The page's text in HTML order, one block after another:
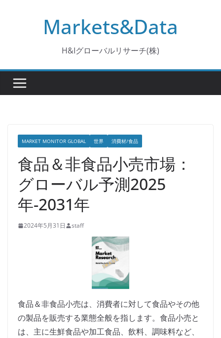
Markets&Data
H&Iグローバルリサーチ(株)
MARKET MONITOR GLOBAL 世界 消費材/食品
食品＆非食品小売市場：
グローバル予測2025
年-2031年
2024年5月31日 staff
食品＆非食品小売は、消費者に対して食品やその他
の製品を販売する業態全般を指します。食品小売と
は、主に生鮮食品や加工食品、飲料、調味料など、